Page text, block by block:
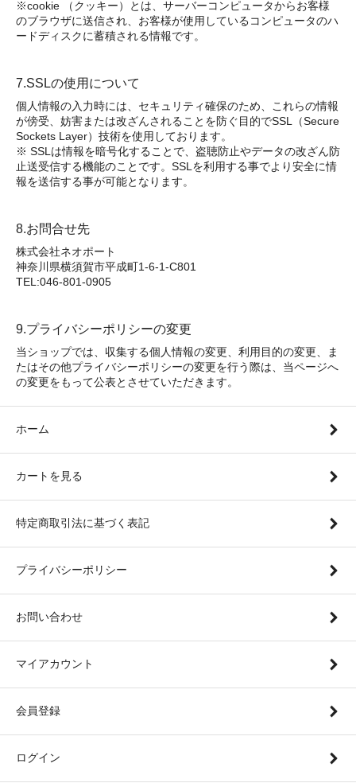
※cookie （クッキー）とは、サーバーコンピュータからお客様
のブラウザに送信され、お客様が使用しているコンピュータのハ
ードディスクに蓄積される情報です。
7.SSLの使用について
個人情報の入力時には、セキュリティ確保のため、これらの情報
が傍受、妨害または改ざんされることを防ぐ目的でSSL（Secure
Sockets Layer）技術を使用しております。
※ SSLは情報を暗号化することで、盗聴防止やデータの改ざん防
止送受信する機能のことです。SSLを利用する事でより安全に情
報を送信する事が可能となります。
8.お問合せ先
株式会社ネオポート
神奈川県横須賀市平成町1-6-1-C801
TEL:046-801-0905
9.プライバシーポリシーの変更
当ショップでは、収集する個人情報の変更、利用目的の変更、ま
たはその他プライバシーポリシーの変更を行う際は、当ページへ
の変更をもって公表とさせていただきます。
ホーム
カートを見る
特定商取引法に基づく表記
プライバシーポリシー
お問い合わせ
マイアカウント
会員登録
ログイン